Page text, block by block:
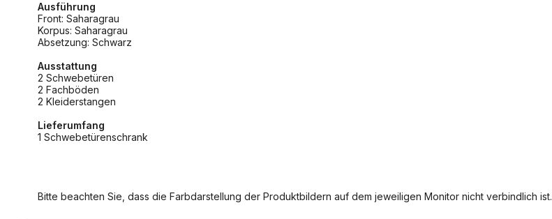
Ausführung
Front: Saharagrau
Korpus: Saharagrau
Absetzung: Schwarz
Ausstattung
2 Schwebetüren
2 Fachböden
2 Kleiderstangen
Lieferumfang
1 Schwebetürenschrank
Bitte beachten Sie, dass die Farbdarstellung der Produktbildern auf dem jeweiligen Monitor nicht verbindlich ist.